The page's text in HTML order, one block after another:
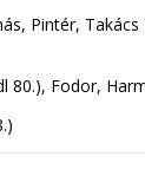
Pintér,
80.), Fodor,